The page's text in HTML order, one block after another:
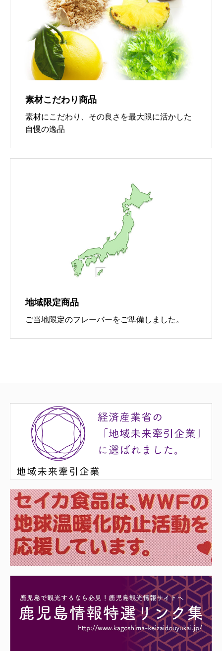
素材こだわり商品
素材にこだわり、その良さを最大限に活かした
自慢の逸品
地域限定商品
ご当地限定のフレーバーをご準備しました。